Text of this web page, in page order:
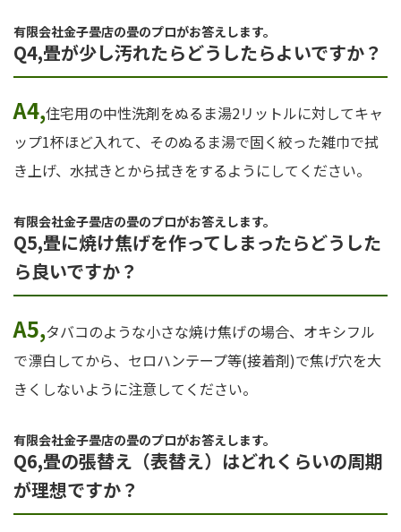
有限会社金子畳店の畳のプロがお答えします。
Q4,畳が少し汚れたらどうしたらよいですか？
A4,住宅用の中性洗剤をぬるま湯2リットルに対してキャ
ップ1杯ほど入れて、そのぬるま湯で固く絞った雑巾で拭
き上げ、水拭きとから拭きをするようにしてください。
有限会社金子畳店の畳のプロがお答えします。
Q5,畳に焼け焦げを作ってしまったらどうした
ら良いですか？
A5,タバコのような小さな焼け焦げの場合、オキシフル
で漂白してから、セロハンテープ等(接着剤)で焦げ穴を大
きくしないように注意してください。
有限会社金子畳店の畳のプロがお答えします。
Q6,畳の張替え（表替え）はどれくらいの周期
が理想ですか？